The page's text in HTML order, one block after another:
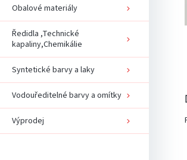
Obalové materiály
Ředidla ,Technické
kapaliny,Chemikálie
Syntetické barvy a laky
Vodouředitelné barvy a omítky
Výprodej